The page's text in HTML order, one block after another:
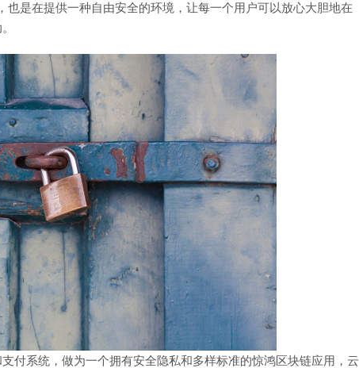
是在提供一种自由安全的环境，让每一个用户可以放心大胆地在
系统，做为一个拥有安全隐私和多样标准的惊鸿区块链应用，云